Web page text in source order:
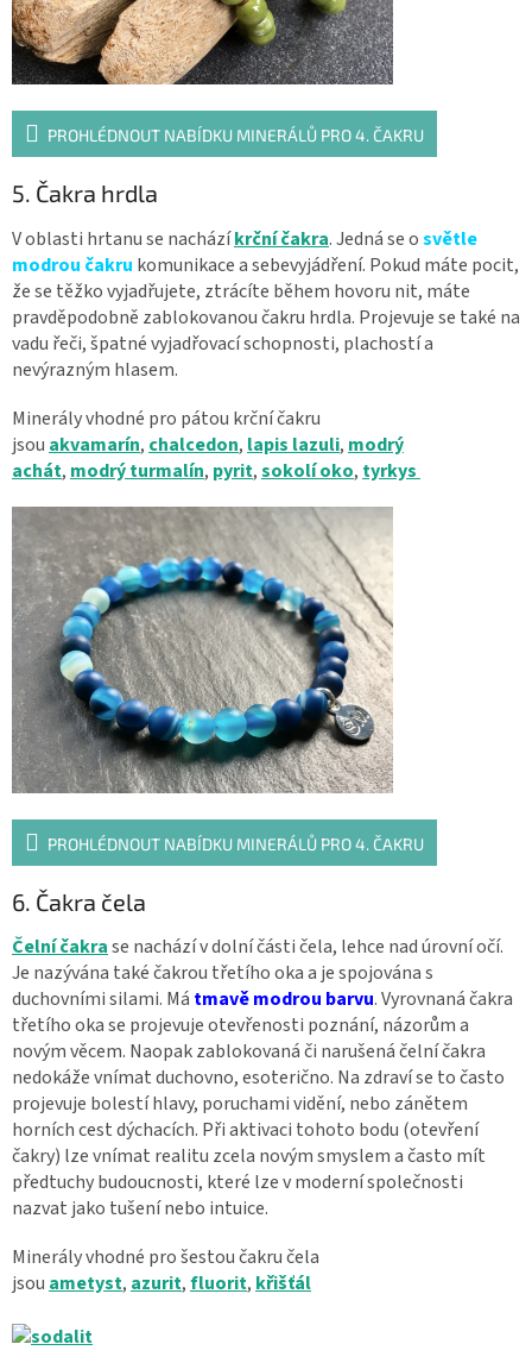
PROHLÉDNOUT NABÍDKU MINERÁLŮ PRO 4. ČAKRU
5. Čakra hrdla
V oblasti hrtanu se nacházíkrční čakra. Jedná se osvětle
modrou čakru komunikace a sebevyjádření. Pokud máte pocit,
že se těžko vyjadřujete, ztrácíte během hovoru nit, máte
pravděpodobně zablokovanou čakru hrdla. Projevuje se také na
vadu řeči, špatné vyjadřovací schopnosti, plachostí a
nevýrazným hlasem.
Minerály vhodné pro pátou krční čakru
jsou akvamarín, chalcedon, lapis lazuli, modrý
achát, modrý turmalín, pyrit,sokolí oko, tyrkys
PROHLÉDNOUT NABÍDKU MINERÁLŮ PRO 4. ČAKRU
6. Čakra čela
Čelní čakrase nachází v dolní části čela, lehce nad úrovní očí.
Je nazývána také čakrou třetího oka a je spojována s
duchovními silami. Má tmavě modrou barvu. Vyrovnaná čakra
třetího oka se projevuje otevřenosti poznání, názorům a
novým věcem. Naopak zablokovaná či narušená čelní čakra
nedokáže vnímat duchovno, esoterično. Na zdraví se to často
projevuje bolestí hlavy, poruchami vidění, nebo zánětem
horních cest dýchacích. Při aktivaci tohoto bodu (otevření
čakry) lze vnímat realitu zcela novým smyslem a často mít
předtuchy budoucnosti, které lze v moderní společnosti
nazvat jako tušení nebo intuice.
Minerály vhodné pro šestou čakru čela
jsou ametyst, azurit,fluorit, křišťál